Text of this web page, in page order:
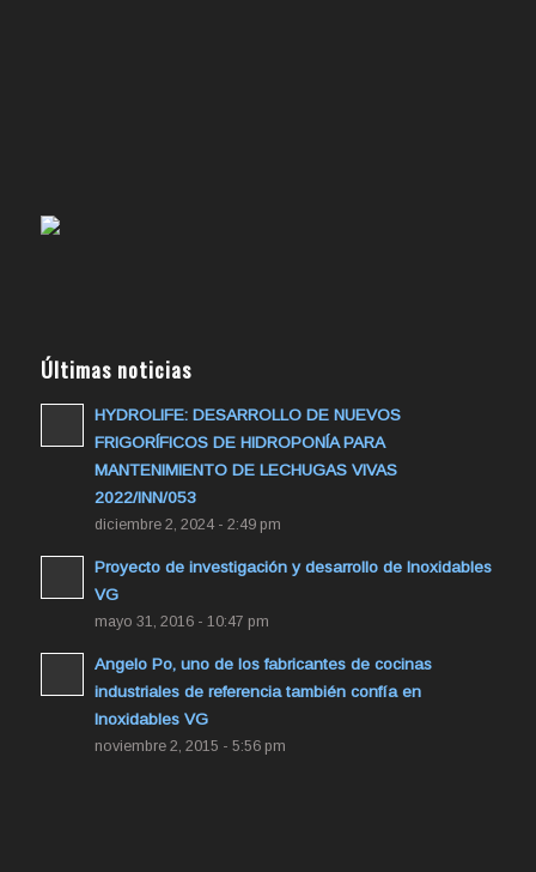
Últimas noticias
HYDROLIFE: DESARROLLO DE NUEVOS
FRIGORÍFICOS DE HIDROPONÍA PARA
MANTENIMIENTO DE LECHUGAS VIVAS
2022/INN/053
diciembre 2, 2024 - 2:49 pm
Proyecto de investigación y desarrollo de Inoxidables
VG
mayo 31, 2016 - 10:47 pm
Angelo Po, uno de los fabricantes de cocinas
industriales de referencia también confía en
Inoxidables VG
noviembre 2, 2015 - 5:56 pm